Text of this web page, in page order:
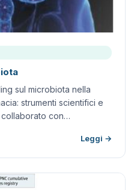
sul microbiota nella
strumenti scientifici e
con…
Leggi →